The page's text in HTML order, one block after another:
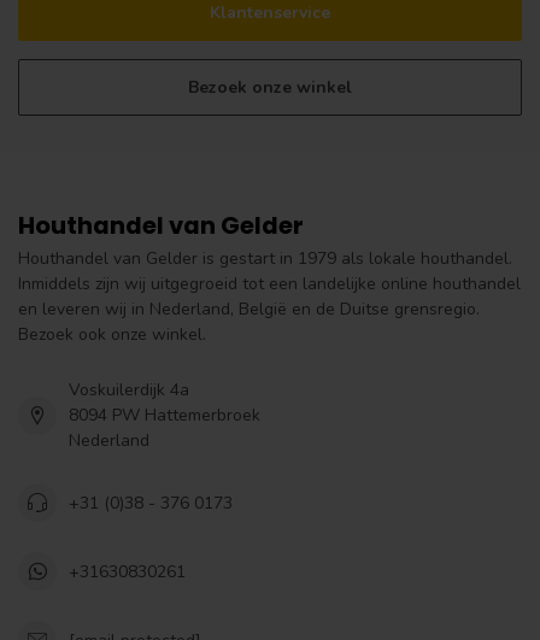
Klantenservice
Bezoek onze winkel
Houthandel van Gelder
Houthandel van Gelder is gestart in 1979 als lokale houthandel.
Inmiddels zijn wij uitgegroeid tot een landelijke online houthandel
en leveren wij in Nederland, België en de Duitse grensregio.
Bezoek ook onze winkel.
Voskuilerdijk 4a
8094 PW Hattemerbroek
Nederland
+31 (0)38 - 376 0173
+31630830261